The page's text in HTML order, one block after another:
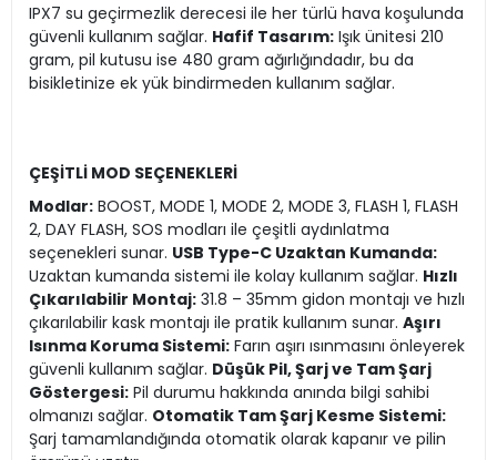
IPX7 su geçirmezlik derecesi ile her türlü hava koşulunda
güvenli kullanım sağlar. Hafif Tasarım: Işık ünitesi 210
gram, pil kutusu ise 480 gram ağırlığındadır, bu da
bisikletinize ek yük bindirmeden kullanım sağlar.
ÇEŞİTLİ MOD SEÇENEKLERİ
Modlar: BOOST, MODE 1, MODE 2, MODE 3, FLASH 1, FLASH
2, DAY FLASH, SOS modları ile çeşitli aydınlatma
seçenekleri sunar. USB Type-C Uzaktan Kumanda:
Uzaktan kumanda sistemi ile kolay kullanım sağlar. Hızlı
Çıkarılabilir Montaj: 31.8 – 35mm gidon montajı ve hızlı
çıkarılabilir kask montajı ile pratik kullanım sunar. Aşırı
Isınma Koruma Sistemi: Farın aşırı ısınmasını önleyerek
güvenli kullanım sağlar. Düşük Pil, Şarj ve Tam Şarj
Göstergesi: Pil durumu hakkında anında bilgi sahibi
olmanızı sağlar. Otomatik Tam Şarj Kesme Sistemi:
Şarj tamamlandığında otomatik olarak kapanır ve pilin